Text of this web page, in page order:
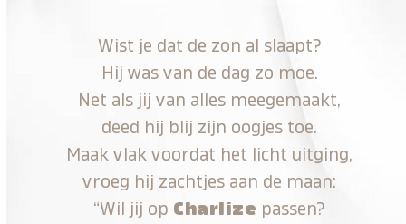
Wist je dat de zon al slaapt?
Hij was van de dag zo moe.
Net als jij van alles meegemaakt,
deed hij blij zijn oogjes toe.
Maak vlak voordat het licht uitging,
vroeg hij zachtjes aan de maan:
“Wil jij op Charlize passen?